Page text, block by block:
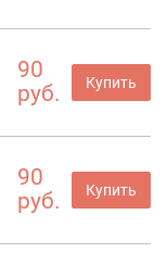
90
руб.
Купить
90
руб.
Купить